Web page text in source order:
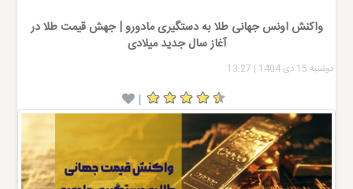
واکنش اونس جهانی طلا به دستگیری مادورو | جهش قیمت طلا در
آغاز سال جدید میلادی
دوشنبه 15 دی 1404 |
13:27
|